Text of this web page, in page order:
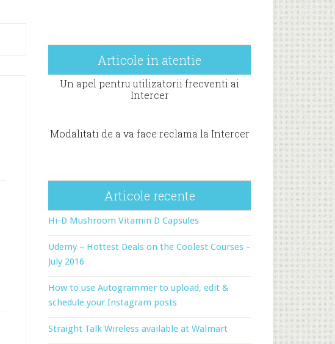
Articole in atentie
Un apel pentru utilizatorii frecventi ai
Intercer
Modalitati de a va face reclama la Intercer
Articole recente
Hi-D Mushroom Vitamin D Capsules
Udemy – Hottest Deals on the Coolest Courses –
July 2016
How to use Autogrammer to upload, edit &
schedule your Instagram posts
Straight Talk Wireless available at Walmart